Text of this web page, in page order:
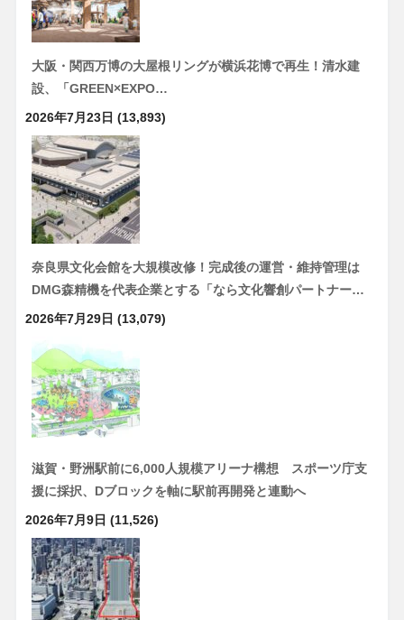
大阪・関西万博の大屋根リングが横浜花博で再生！清水建
設、「GREEN×EXPO…
2026年7月23日 (13,893)
奈良県文化会館を大規模改修！完成後の運営・維持管理は
DMG森精機を代表企業とする「なら文化響創パートナー…
2026年7月29日 (13,079)
滋賀・野洲駅前に6,000人規模アリーナ構想 スポーツ庁支
援に採択、Dブロックを軸に駅前再開発と連動へ
2026年7月9日 (11,526)